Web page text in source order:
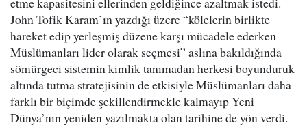
John Tofik Karam’ın yazdığı üzere “kölelerin birlikte
hareket edip yerleşmiş düzene karşı mücadele ederken
Müslümanları lider olarak seçmesi” aslına bakıldığında
sömürgeci sistemin kimlik tanımadan herkesi boyunduruk
altında tutma stratejisinin de etkisiyle Müslümanları daha
farklı bir biçimde şekillendirmekle kalmayıp Yeni
Dünya’nın yeniden yazılmakta olan tarihine de yön verdi.